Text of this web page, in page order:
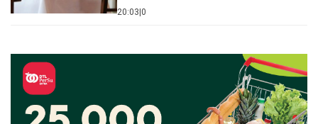
20:03|0